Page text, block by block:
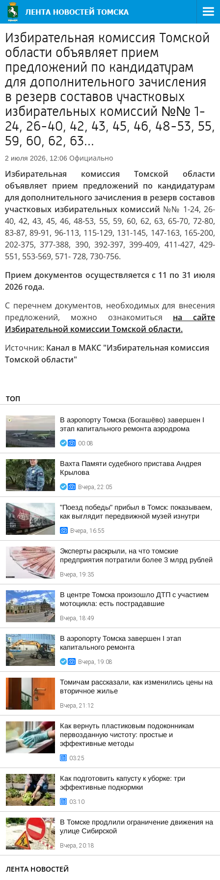
Избирательная комиссия Томской
области объявляет прием
предложений по кандидатурам
для дополнительного зачисления
в резерв составов участковых
избирательных комиссий №№ 1-
24, 26-40, 42, 43, 45, 46, 48-53, 55,
59, 60, 62, 63...
2 июля 2026, 12:06 Официально
Избирательная комиссия Томской области
объявляет прием предложений по кандидатурам
для дополнительного зачисления в резерв составов
участковых избирательных комиссий №№ 1-24, 26-
40, 42, 43, 45, 46, 48-53, 55, 59, 60, 62, 63, 65-70, 72-80,
83-87, 89-91, 96-113, 115-129, 131-145, 147-163, 165-200,
202-375, 377-388, 390, 392-397, 399-409, 411-427, 429-
551, 553-569, 571- 728, 730-756.
Прием документов осуществляется с 11 по 31 июля
2026 года.
С перечнем документов, необходимых для внесения
предложений, можно ознакомиться на сайте
Избирательной комиссии Томской области.
Источник: Канал в МАКС "Избирательная комиссия
Томской области"
ТОП
В аэропорту Томска (Богашёво) завершен I
этап капитального ремонта аэродрома
00:08
Вахта Памяти судебного пристава Андрея
Крылова
Вчера, 22:05
"Поезд победы" прибыл в Томск: показываем,
как выглядит передвижной музей изнутри
Вчера, 16:55
Эксперты раскрыли, на что томские
предприятия потратили более 3 млрд рублей
Вчера, 19:35
В центре Томска произошло ДТП с участием
мотоцикла: есть пострадавшие
Вчера, 18:49
В аэропорту Томска завершен I этап
капитального ремонта
Вчера, 19:08
Томичам рассказали, как изменились цены на
вторичное жилье
Вчера, 21:12
Как вернуть пластиковым подоконникам
первозданную чистоту: простые и
эффективные методы
03:25
Как подготовить капусту к уборке: три
эффективные подкормки
03:10
В Томске продлили ограничение движения на
улице Сибирской
Вчера, 20:18
ЛЕНТА НОВОСТЕЙ